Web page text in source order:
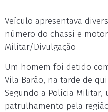
Veículo apresentava
número do chassi e
Militar/Divulgação
Um homem foi detido
Vila Barão, na tarde de
Segundo a Polícia Militar,
patrulhamento pela